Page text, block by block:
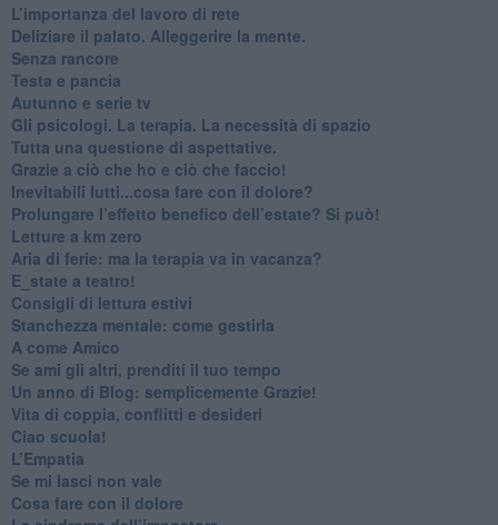
​L’importanza del lavoro di rete
​Deliziare il palato. Alleggerire la mente.
​Senza rancore
​Testa e pancia
​Autunno e serie tv
​Gli psicologi. La terapia. La necessità di spazio
​Tutta una questione di aspettative.
​Grazie a ciò che ho e ciò che faccio!
​Inevitabili lutti...cosa fare con il dolore?
Prolungare l’effetto benefico dell’estate? Si può!
​Letture a km zero
​Aria di ferie: ma la terapia va in vacanza?
​E_state a teatro!
​Consigli di lettura estivi
​Stanchezza mentale: come gestirla
​A come Amico
​Se ami gli altri, prenditi il tuo tempo
​Un anno di Blog: semplicemente Grazie!
​Vita di coppia, conflitti e desideri
​Ciao scuola!
​L’Empatia
​Se mi lasci non vale
Cosa fare con il dolore